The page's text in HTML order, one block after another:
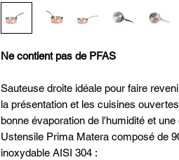
Ne contient pas de PFAS
Sauteuse droite idéale pour faire
la présentation et les cuisines
bonne évaporation de l'humidité et
Ustensile Prima Matera composé de
inoxydable AISI 304 :